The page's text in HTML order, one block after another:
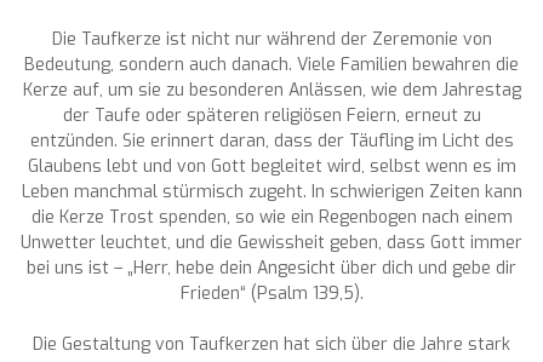
Die Taufkerze ist nicht nur während der Zeremonie von
Bedeutung, sondern auch danach. Viele Familien bewahren die
Kerze auf, um sie zu besonderen Anlässen, wie dem Jahrestag
der Taufe oder späteren religiösen Feiern, erneut zu
entzünden. Sie erinnert daran, dass der Täufling im Licht des
Glaubens lebt und von Gott begleitet wird, selbst wenn es im
Leben manchmal stürmisch zugeht. In schwierigen Zeiten kann
die Kerze Trost spenden, so wie ein Regenbogen nach einem
Unwetter leuchtet, und die Gewissheit geben, dass Gott immer
bei uns ist – „Herr, hebe dein Angesicht über dich und gebe dir
Frieden“ (Psalm 139,5).
Die Gestaltung von Taufkerzen hat sich über die Jahre stark